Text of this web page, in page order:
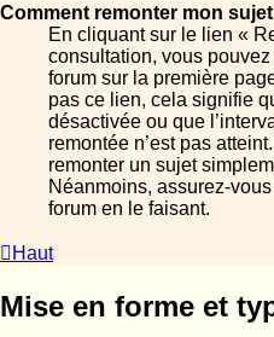
Comment remonter mon
En cliquant sur le lien «
consultation, vous pouvez
forum sur la première
pas ce lien, cela signifie
désactivée ou que
remontée n’est pas
remonter un sujet
Néanmoins, assurez-
forum en le faisant.
Haut
Mise en forme et